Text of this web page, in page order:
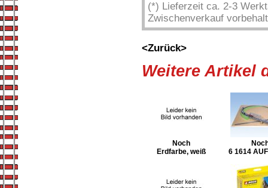
(*) Lieferzeit ca. 2-3
Zwischenverkauf
<Zurück>
Weitere Artikel
Noch
Erdfarbe, weiß
6 1614